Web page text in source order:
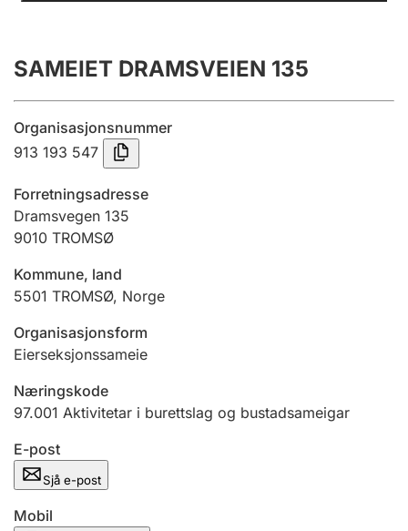
Innsending og forseinkingsgebyr
Tinglysing
Jeger
Ektepaktrettleiaren
Andre tema
SAMEIET DRAMSVEIEN 135
Organisasjonsnummer
913 193 547
Forretningsadresse
Dramsvegen 135
9010 TROMSØ
Kommune, land
5501 TROMSØ, Norge
Organisasjonsform
Eierseksjonssameie
Næringskode
97.001 Aktivitetar i burettslag og bustadsameigar
E-post
Sjå e-post
Mobil